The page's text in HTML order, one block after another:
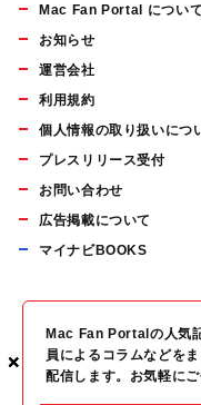
×
×
×
Mac Fan Portal について
お知らせ
運営会社
利用規約
個人情報の取り扱いにつ
プレスリリース受付
お問い合わせ
広告掲載について
マイナビBOOKS
Mac Fan Portalの人気
員によるコラムなどを
配信します。お気軽にご